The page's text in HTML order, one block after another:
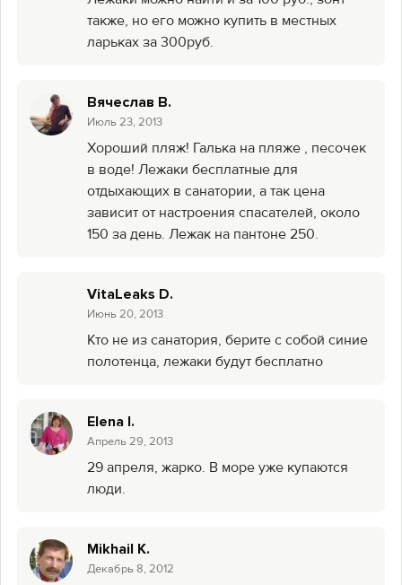
также, но его можно купить в местных
ларьках за 300руб.
Вячеслав В.
Июль 23, 2013
Хороший пляж! Галька на пляже , песочек
в воде! Лежаки бесплатные для
отдыхающих в санатории, а так цена
зависит от настроения спасателей, около
150 за день. Лежак на пантоне 250.
VitaLeaks D.
Июнь 20, 2013
Кто не из санатория, берите с собой синие
полотенца, лежаки будут бесплатно
Elena I.
Aпрель 29, 2013
29 апреля, жарко. В море уже купаются
люди.
Mikhail K.
Декабрь 8, 2012